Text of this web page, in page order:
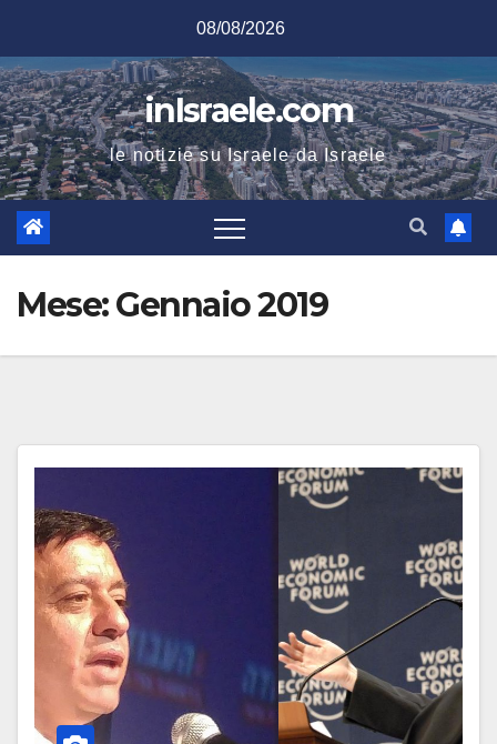
contenuto
08/08/2026
inIsraele.com
le notizie su Israele da Israele
Mese:Gennaio 2019